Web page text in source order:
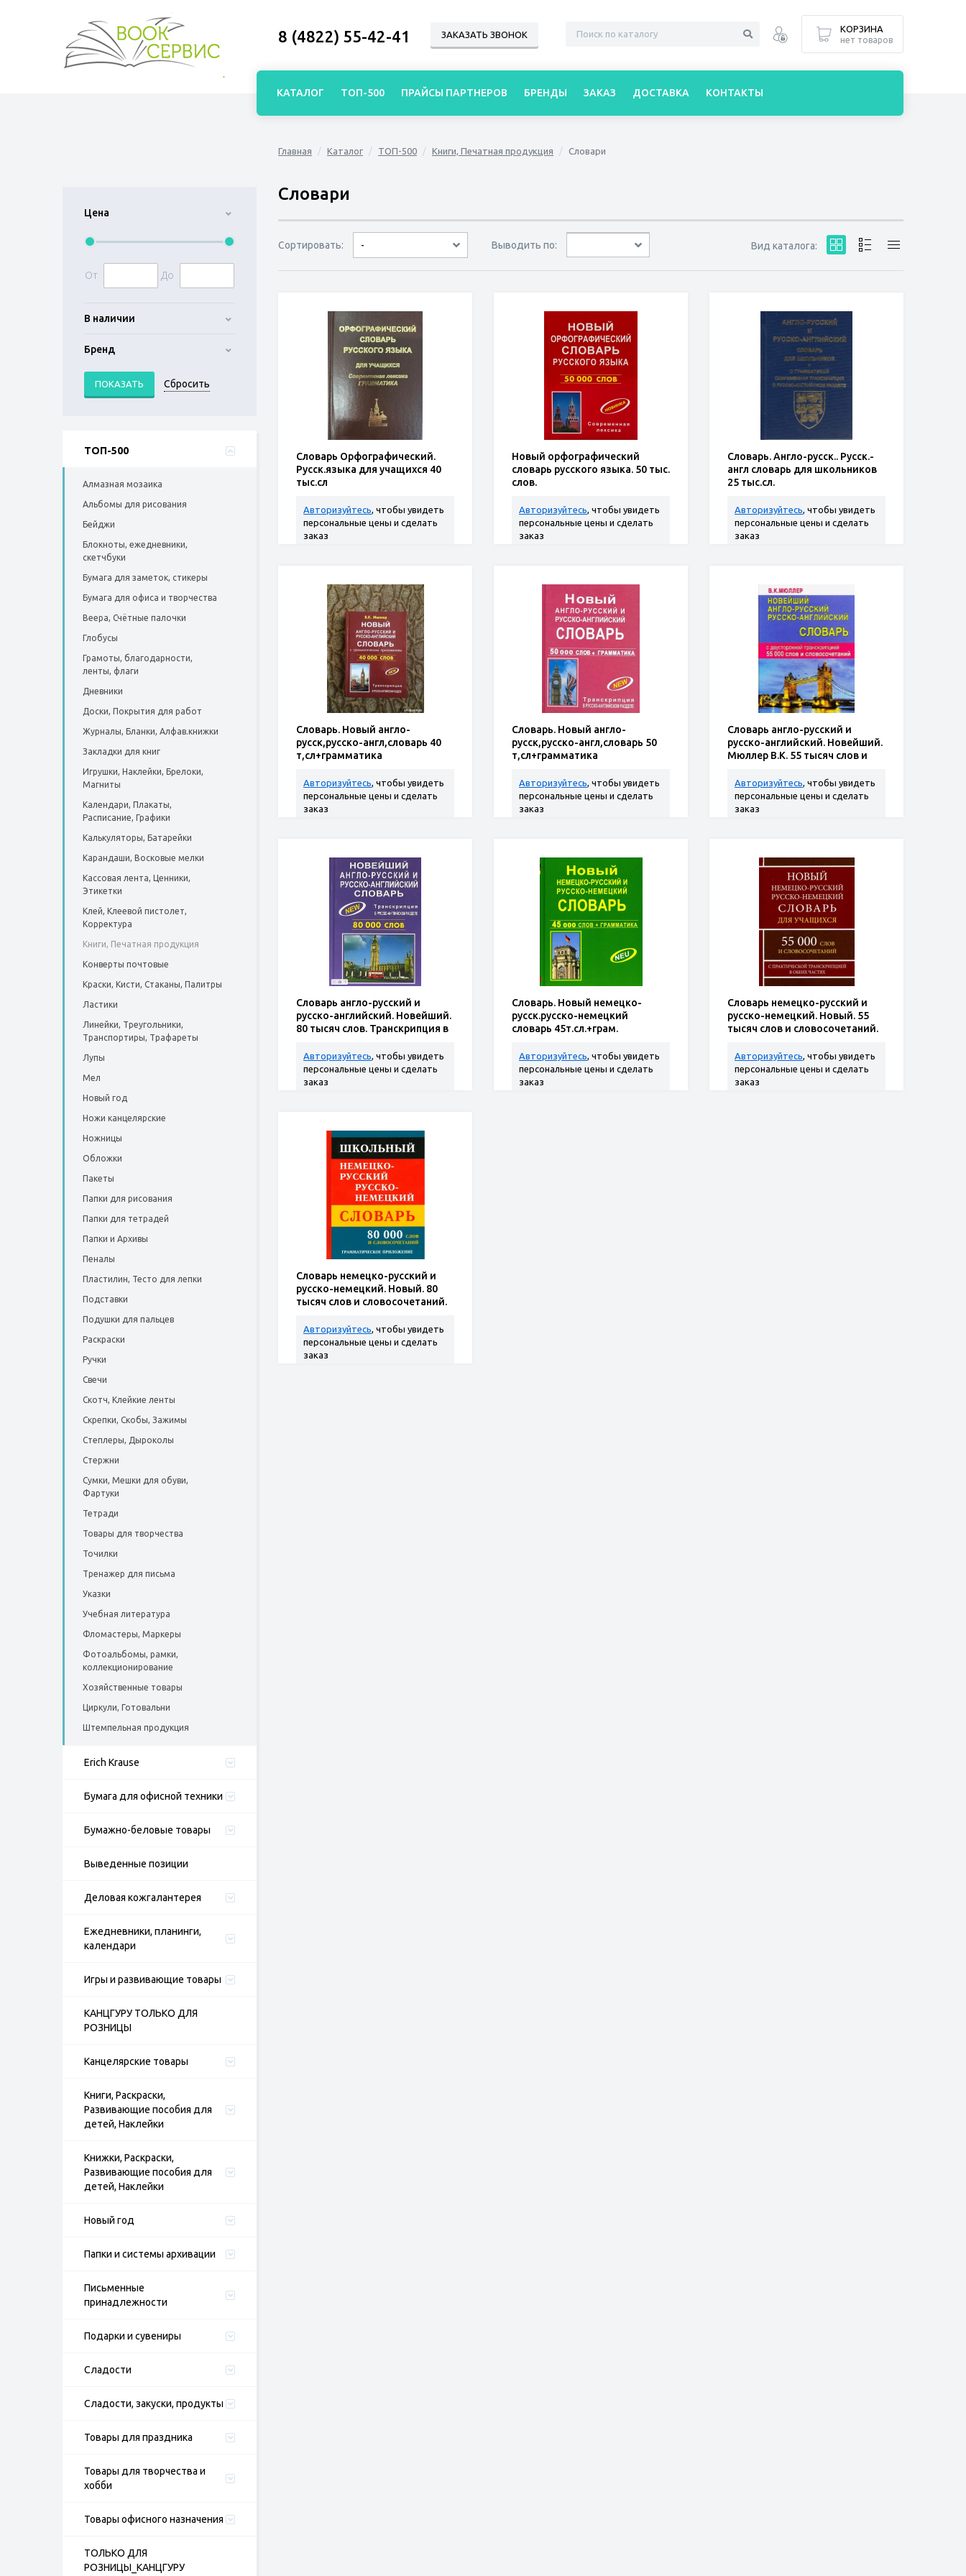
Цена
От До
В наличии
Бренд
ТОП-500
Алмазная мозаика
Альбомы для рисования
Бейджи
Блокноты, ежедневники,
скетчбуки
Бумага для заметок, стикеры
Бумага для офиса и творчества
Веера, Счётные палочки
Глобусы
Грамоты, благодарности,
ленты, флаги
Дневники
Доски, Покрытия для работ
Журналы, Бланки, Алфав.книжки
Закладки для книг
Игрушки, Наклейки, Брелоки,
Магниты
Календари, Плакаты,
Расписание, Графики
Калькуляторы, Батарейки
Карандаши, Восковые мелки
Кассовая лента, Ценники,
Этикетки
Клей, Клеевой пистолет,
Корректура
Книги, Печатная продукция
Конверты почтовые
Краски, Кисти, Стаканы, Палитры
Ластики
Линейки, Треугольники,
Транспортиры, Трафареты
Лупы
Мел
Новый год
Ножи канцелярские
Ножницы
Обложки
Пакеты
Папки для рисования
Папки для тетрадей
Папки и Архивы
Пеналы
Пластилин, Тесто для лепки
Подставки
Подушки для пальцев
Раскраски
Ручки
Свечи
Скотч, Клейкие ленты
Скрепки, Скобы, Зажимы
Степлеры, Дыроколы
Стержни
Сумки, Мешки для обуви,
Фартуки
Тетради
Товары для творчества
Точилки
Тренажер для письма
Указки
Учебная литература
Фломастеры, Маркеры
Фотоальбомы, рамки,
коллекционирование
Хозяйственные товары
Циркули, Готовальни
Штемпельная продукция
Erich Krause
Бумага для офисной техники
Бумажно-беловые товары
Выведенные позиции
Деловая кожгалантерея
Ежедневники, планинги,
календари
Игры и развивающие товары
КАНЦГУРУ ТОЛЬКО ДЛЯ
РОЗНИЦЫ
Канцелярские товары
Книги, Раскраски,
Развивающие пособия для
детей, Наклейки
Книжки, Раскраски,
Развивающие пособия для
детей, Наклейки
Новый год
Папки и системы архивации
Письменные
принадлежности
Подарки и сувениры
Сладости
Сладости, закуски, продукты
Товары для праздника
Товары для творчества и
хобби
Товары офисного назначения
ТОЛЬКО ДЛЯ
РОЗНИЦЫ_КАНЦГУРУ
Главная Каталог ТОП-500 Книги, Печатная продукция Словари
Словари
Сортировать: -
по дате
по популярности
сначала дешёвые
сначала дорогие
Выводить по: Вид каталога:
Словарь Орфографический.
Русск.языка для учащихся 40
тыс.сл
Авторизуйтесь, чтобы увидеть
персональные цены и сделать
заказ
Новый орфографический
словарь русского языка. 50 тыс.
слов.
Авторизуйтесь, чтобы увидеть
персональные цены и сделать
заказ
Словарь. Англо-русск.. Русск.-
англ словарь для школьников
25 тыс.сл.
Авторизуйтесь, чтобы увидеть
персональные цены и сделать
заказ
Словарь. Новый англо-
русск,русско-англ,словарь 40
т,сл+грамматика
Авторизуйтесь, чтобы увидеть
персональные цены и сделать
заказ
Словарь. Новый англо-
русск,русско-англ,словарь 50
т,сл+грамматика
Авторизуйтесь, чтобы увидеть
персональные цены и сделать
заказ
Словарь англо-русский и
русско-английский. Новейший.
Мюллер В.К. 55 тысяч слов и
Двухсторонняя транскрипция.
Твердый переплет
Авторизуйтесь, чтобы увидеть
персональные цены и сделать
заказ
Словарь англо-русский и
русско-английский. Новейший.
80 тысяч слов. Транскрипция в
переплет
Авторизуйтесь, чтобы увидеть
персональные цены и сделать
заказ
Словарь. Новый немецко-
русск.русско-немецкий
словарь 45т.сл.+грам.
Авторизуйтесь, чтобы увидеть
персональные цены и сделать
заказ
Словарь немецко-русский и
русско-немецкий. Новый. 55
тысяч слов и словосочетаний.
в обеих частях. О.П.Васильев.
Твердый переплет
Авторизуйтесь, чтобы увидеть
персональные цены и сделать
заказ
Словарь немецко-русский и
русско-немецкий. Новый. 80
тысяч слов и словосочетаний.
448 с. Твердый переплет
Авторизуйтесь, чтобы увидеть
персональные цены и сделать
заказ
8 (4822) 55-42-41 ЗАКАЗАТЬ ЗВОНОК
КОРЗИНА
нет товаров
КАТАЛОГ ТОП-500 ПРАЙСЫ ПАРТНЕРОВ БРЕНДЫ ЗАКАЗ ДОСТАВКА КОНТАКТЫ